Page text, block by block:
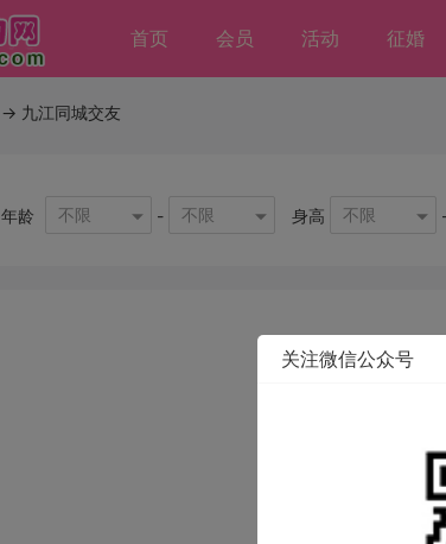
首页 会员 活动 征婚
-> 九江同城交友
年龄 不限 - 不限 身高 不限
关注微信公众号